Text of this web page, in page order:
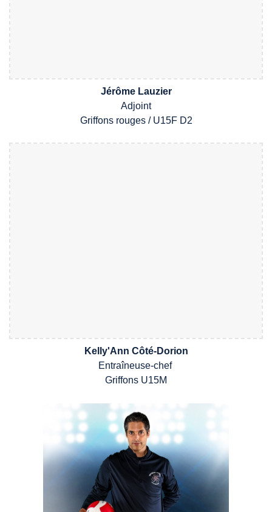
Jérôme Lauzier
Adjoint
Griffons rouges / U15F D2
Kelly'Ann Côté-Dorion
Entraîneuse-chef
Griffons U15M